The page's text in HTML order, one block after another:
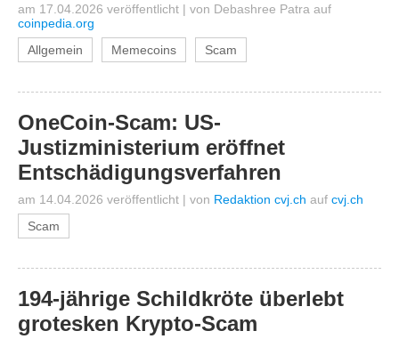
am 17.04.2026 veröffentlicht | von Debashree Patra auf
coinpedia.org
Allgemein
Memecoins Scam
OneCoin-Scam: US-
Justizministerium eröffnet
Entschädigungsverfahren
am 14.04.2026 veröffentlicht | von Redaktion cvj.ch auf cvj.ch
Scam
194-jährige Schildkröte überlebt
grotesken Krypto-Scam